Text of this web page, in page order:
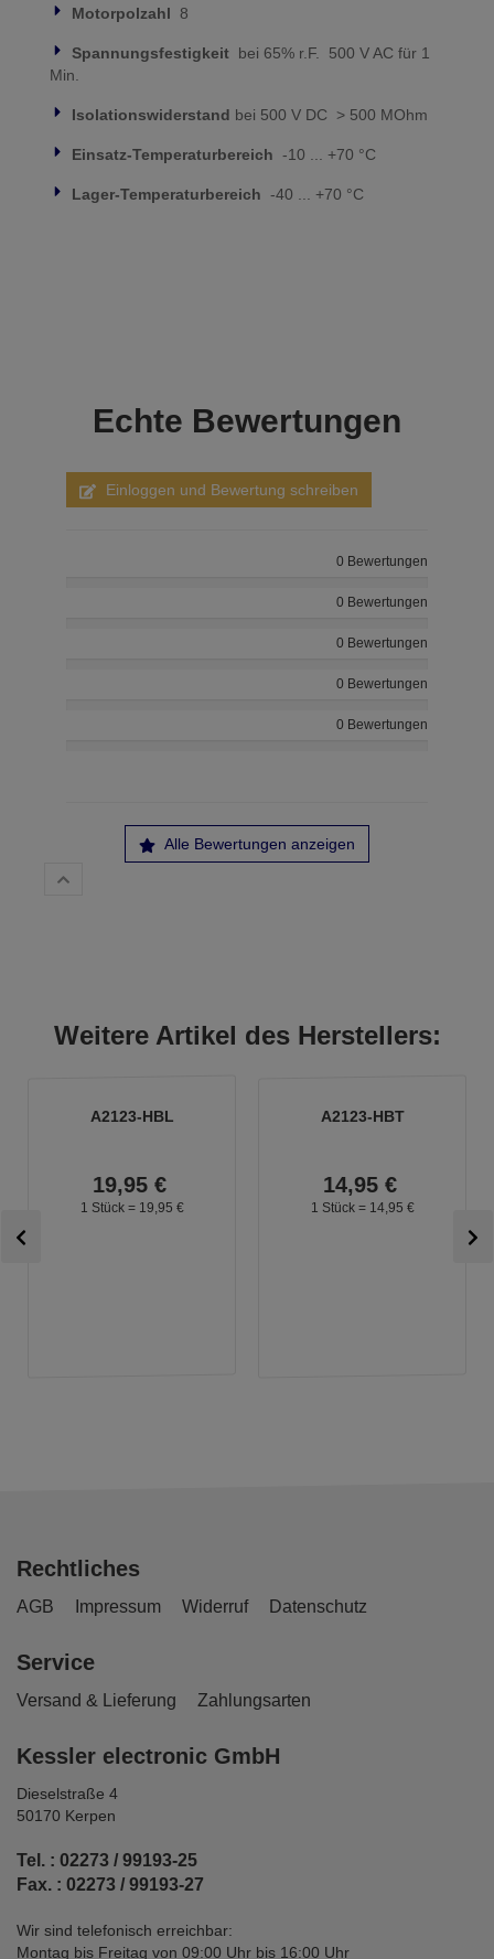
Motorpolzahl 8
Spannungsfestigkeit bei 65% r.F. 500 V AC für 1
Min.
Isolationswiderstand bei 500 V DC > 500 MOhm
Einsatz-Temperaturbereich -10 ... +70 °C
Lager-Temperaturbereich -40 ... +70 °C
Echte Bewertungen
Einloggen und Bewertung schreiben
0 Bewertungen
0 Bewertungen
0 Bewertungen
0 Bewertungen
0 Bewertungen
Alle Bewertungen anzeigen
Weitere Artikel des Herstellers:
A2123-HBL
19,95 €
1 Stück = 19, 95 €
A2123-HBT
14,95 €
1 Stück = 14, 95 €
Rechtliches
AGB Impressum Widerruf Datenschutz
Service
Versand & Lieferung Zahlungsarten
Kessler electronic GmbH
Dieselstraße 4
50170 Kerpen
Tel. : 02273 / 99193-25
Fax. : 02273 / 99193-27
Wir sind telefonisch erreichbar:
Montag bis Freitag von 09:00 Uhr bis 16:00 Uhr